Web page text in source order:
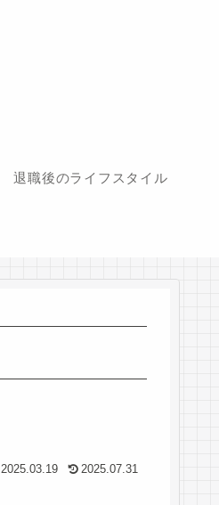
退職後のライフスタイル
2025.03.19 2025.07.31